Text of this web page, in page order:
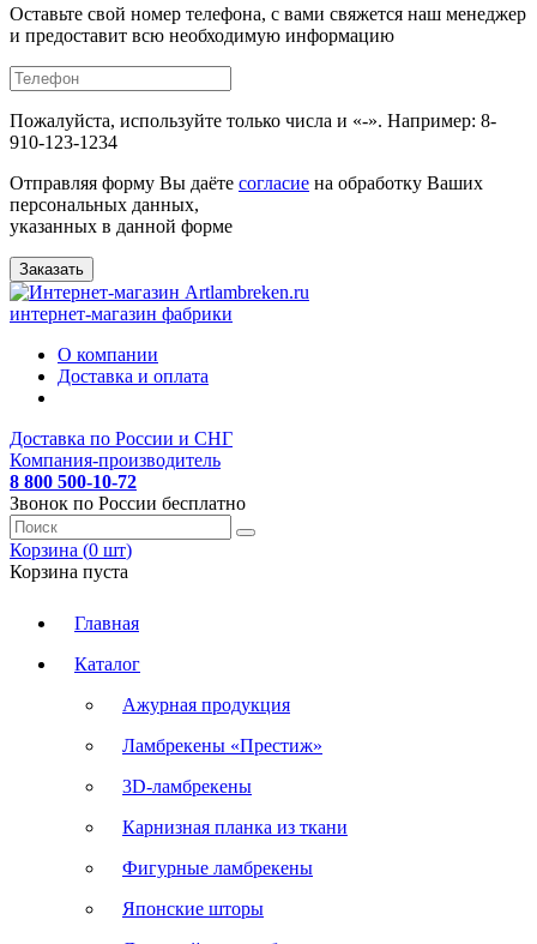
Оставьте свой номер телефона, с вами свяжется наш менеджер
и предоставит всю необходимую информацию
Пожалуйста, используйте только числа и «-». Например: 8-
910-123-1234
Отправляя форму Вы даёте согласие на обработку Ваших
персональных данных,
указанных в данной форме
Заказать
интернет-магазин фабрики
О компании
Доставка и оплата
Доставка по России и СНГ
Компания-производитель
8 800 500-10-72
Звонок по России бесплатно
Корзина (0 шт)
Корзина пуста
Главная
Каталог
Ажурная продукция
Ламбрекены «Престиж»
3D-ламбрекены
Карнизная планка из ткани
Фигурные ламбрекены
Японские шторы